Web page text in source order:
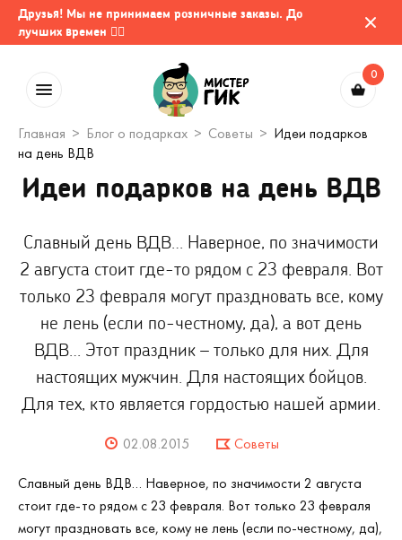
Друзья! Мы не принимаем розничные заказы. До
лучших времен 🤷‍♂️
0
Главная Блог о подарках Советы
Идеи подарков
на день ВДВ
Идеи подарков на день ВДВ
Славный день ВДВ… Наверное, по значимости
2 августа стоит где-то рядом с 23 февраля. Вот
только 23 февраля могут праздновать все, кому
не лень (если по-честному, да), а вот день
ВДВ… Этот праздник – только для них. Для
настоящих мужчин. Для настоящих бойцов.
Для тех, кто является гордостью нашей армии.
02.08.2015 Советы
Славный день ВДВ… Наверное, по значимости 2 августа
стоит где-то рядом с 23 февраля. Вот только 23 февраля
могут праздновать все, кому не лень (если по-честному, да),